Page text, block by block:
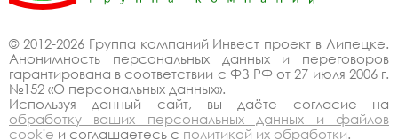
© 2012-2026 Группа компаний Инвест проект в Липецке.
Анонимность персональных данных и переговоров
гарантирована в соответствии с ФЗ РФ от 27 июля 2006 г.
№152 «О персональных данных».
Используя данный сайт, вы даёте согласие на
обработку ваших персональных данных и файлов
cookie и соглашаетесь с политикой их обработки.